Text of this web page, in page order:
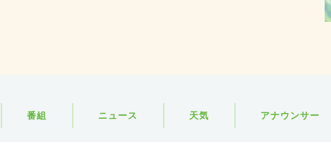
番組 ニュース 天気 アナウンサー